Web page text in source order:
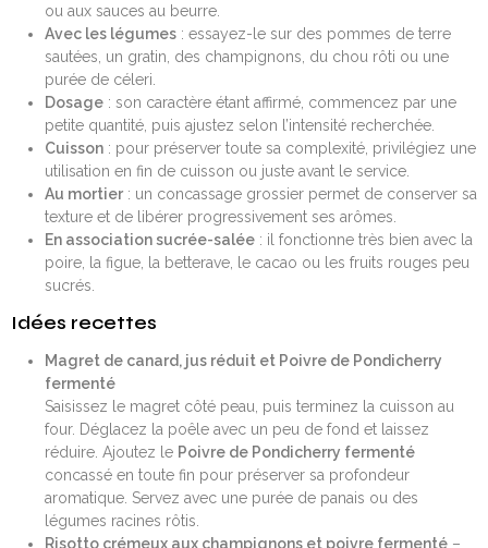
ou aux sauces au beurre.
Avec les légumes: essayez-le sur des pommes de terre
sautées, un gratin, des champignons, du chou rôti ou une
purée de céleri.
Dosage: son caractère étant affirmé, commencez par une
petite quantité, puis ajustez selon l’intensité recherchée.
Cuisson: pour préserver toute sa complexité, privilégiez une
utilisation en fin de cuisson ou juste avant le service.
Au mortier: un concassage grossier permet de conserver sa
texture et de libérer progressivement ses arômes.
En association sucrée-salée: il fonctionne très bien avec la
poire, la figue, la betterave, le cacao ou les fruits rouges peu
sucrés.
Idées recettes
Magret de canard, jus réduit et Poivre de Pondicherry
fermenté
Saisissez le magret côté peau, puis terminez la cuisson au
four. Déglacez la poêle avec un peu de fond et laissez
réduire. Ajoutez le Poivre de Pondicherry fermenté
concassé en toute fin pour préserver sa profondeur
aromatique. Servez avec une purée de panais ou des
légumes racines rôtis.
Risotto crémeux aux champignons et poivre fermenté–